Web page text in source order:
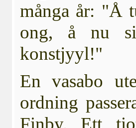
många år: "Å
ong, å nu
konstjyyl!"
En vasabo
ordning
Finby. Ett